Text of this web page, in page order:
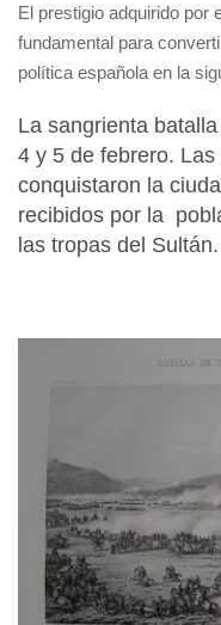
El prestigio adquirido por
fundamental para
política española en la
La sangrienta
4 y 5 de febrero.
conquistaron la
recibidos por la
las tropas del Sultán.